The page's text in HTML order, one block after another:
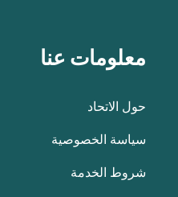
معلومات عنا
حول الاتحاد
سياسة الخصوصية
شروط الخدمة